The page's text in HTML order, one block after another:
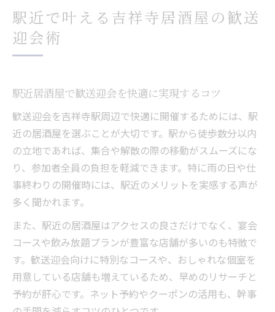
吉祥寺居酒屋歓送迎会の会場選び徹底ガイ
ド
全席個室の吉祥寺居酒屋選びのポイント
送別会や女子会に最適な個室活用術
おしゃれな個室で楽しむ居酒屋歓送迎会
吉祥寺で人気の個室居酒屋を選ぶ基準
おしゃれな空間で彩る歓送迎会のすすめ
おしゃれな吉祥寺居酒屋で歓送迎会を演出
個室居酒屋で叶う上質な送別会の秘訣
女子会にも嬉しいおしゃれ居酒屋活用術
雰囲気重視の居酒屋で歓送迎会を楽しむ方
法
歓送迎会におすすめのデザイン個室の特徴
女子会や送別会にも最適な個室を探すコツ
駅近で叶える吉祥寺居酒屋の歓送
迎会術
駅近居酒屋で歓送迎会を快適に実現するコツ
歓送迎会を吉祥寺駅周辺で快適に開催するためには、駅
近の居酒屋を選ぶことが大切です。駅から徒歩数分以内
の立地であれば、集合や解散の際の移動がスムーズにな
り、参加者全員の負担を軽減できます。特に雨の日や仕
事終わりの開催時には、駅近のメリットを実感する声が
多く聞かれます。
また、駅近の居酒屋はアクセスの良さだけでなく、宴会
コースや飲み放題プランが豊富な店舗が多いのも特徴で
す。歓送迎会向けに特別なコースや、おしゃれな個室を
用意している店舗も増えているため、早めのリサーチと
予約が肝心です。ネット予約やクーポンの活用も、幹事